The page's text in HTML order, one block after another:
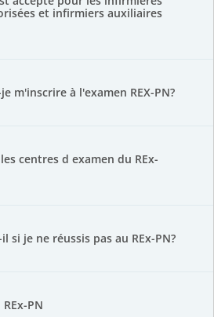
et infirmiers auxiliaires
m'inscrire à l'examen REX-PN?
centres d examen du REx-
si je ne réussis pas au REx-PN?
PN